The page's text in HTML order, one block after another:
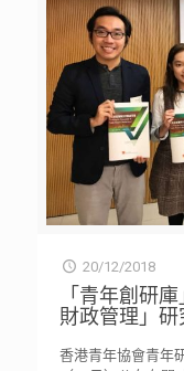
20/12/2018
「青年創研
財政管理」研
香港青年協會青年